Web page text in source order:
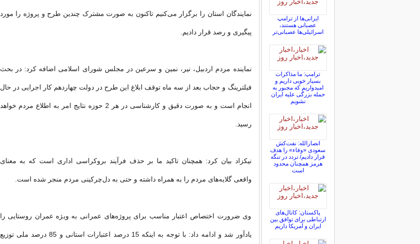
نمایندگان استان را برگزار می‌کنیم تاکنون به صورت مشترک چندین طرح و پروژه را مورد
پیگیری و رصد قرار دادیم.
نماینده مردم اردبیل، نیر، نمین و سرعین در مجلس شورای اسلامی اضافه کرد: در بحث
فیلترینگ و حجاب بعد از سه ماه توقف ابلاغ این طرح در دولت چهاردهم کار اجرایی در حال
انجام است و به صورت دقیق و کارشناسی در هر 2 حوزه نتایج امر به اطلاع مردم خواهد
رسید.
نیکزاد بیان کرد: همچنان تاکید ما بر حذف فرآیند بروکراسی اداری است که به معنای
واقعی گلایه‌های مردم را به همراه داشته و حتی به دل‌چرکینی مردم منجر شده است.
وی ضرورت اختصاص اعتبار مناسب برای پروژه‌های عمرانی به ویژه عمران روستایی را
یادآور شد و ادامه داد: با توجه به اینکه 15 درصد اعتبارات استانی و 85 درصد ملی توزیع
ایرانی‌ها از ترامپ
عصبانی هستند،
اسرائیلی‌ها عصبانی‌تر
ترامپ: ما مذاکرات
بسیار خوبی داریم و
امیدواریم که مجبور به
حمله بزرگی علیه ایران
نشویم
انصارالله: نفت‌کش
سعودی «وفاء» را هدف
قرار دادیم/ تردد در تنگه
هرمز همچنان محدود
است
پاکستان: کانال‌های
ارتباطی برای توافق بین
ایران و آمریکا داریم